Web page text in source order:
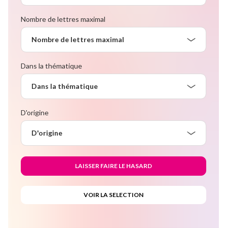
Nombre de lettres maximal
Nombre de lettres maximal
Dans la thématique
Dans la thématique
D'origine
D'origine